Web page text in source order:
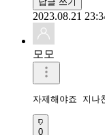
2023.08.21
모모
자제해야죠 지나
0